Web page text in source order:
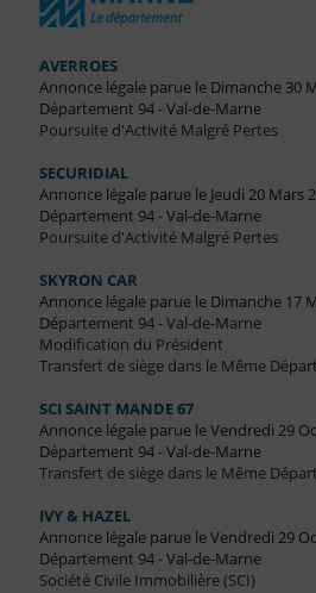
AVERROES
Annonce légale parue le Dimanche 30
Département 94 - Val-de-Marne
Poursuite d'Activité Malgré Pertes
SECURIDIAL
Annonce légale parue le Jeudi 20 Mars
Département 94 - Val-de-Marne
Poursuite d'Activité Malgré Pertes
SKYRON CAR
Annonce légale parue le Dimanche 17
Département 94 - Val-de-Marne
Modification du Président
Transfert de siège dans le Même
SCI SAINT MANDE 67
Annonce légale parue le Vendredi 29
Département 94 - Val-de-Marne
Transfert de siège dans le Même
IVY & HAZEL
Annonce légale parue le Vendredi 29
Département 94 - Val-de-Marne
Société Civile Immobilière (SCI)